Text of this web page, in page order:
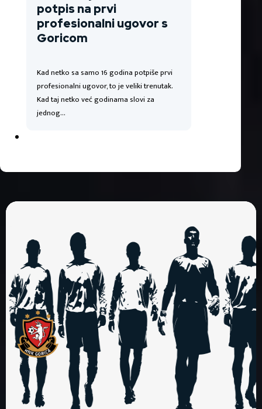
potpis na prvi
profesionalni ugovor s
Goricom
Kad netko sa samo 16 godina potpiše prvi
profesionalni ugovor, to je veliki trenutak.
Kad taj netko već godinama slovi za
jednog…